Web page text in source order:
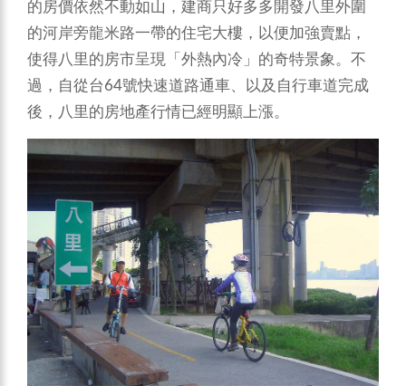
的房價依然不動如山，建商只好多多開發八里外圍
的河岸旁龍米路一帶的住宅大樓，以便加強賣點，
使得八里的房市呈現「外熱內冷」的奇特景象。不
過，自從台64號快速道路通車、以及自行車道完成
後，八里的房地產行情已經明顯上漲。